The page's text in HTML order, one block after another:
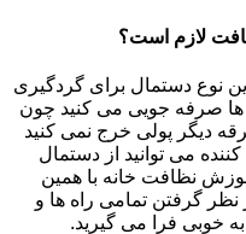
لازم است؟
نوع دستمال برای گردگیری
ها صرفه جویی می کنید چون
دیگر پولی خرج نمی کنید
می توانید از دستمال
نظافت خانه با همین
گرفتن تمامی راه ها و
خوبی فرا می گیرید.